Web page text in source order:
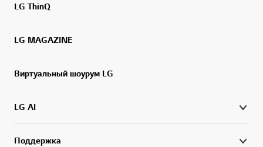
LG ThinQ
LG MAGAZINE
Виртуальный шоурум LG
LG AI
Поддержка